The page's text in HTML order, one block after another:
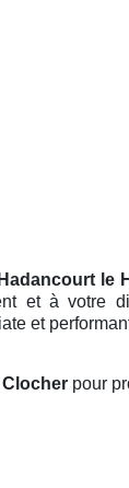
le
et à votre
et
pour